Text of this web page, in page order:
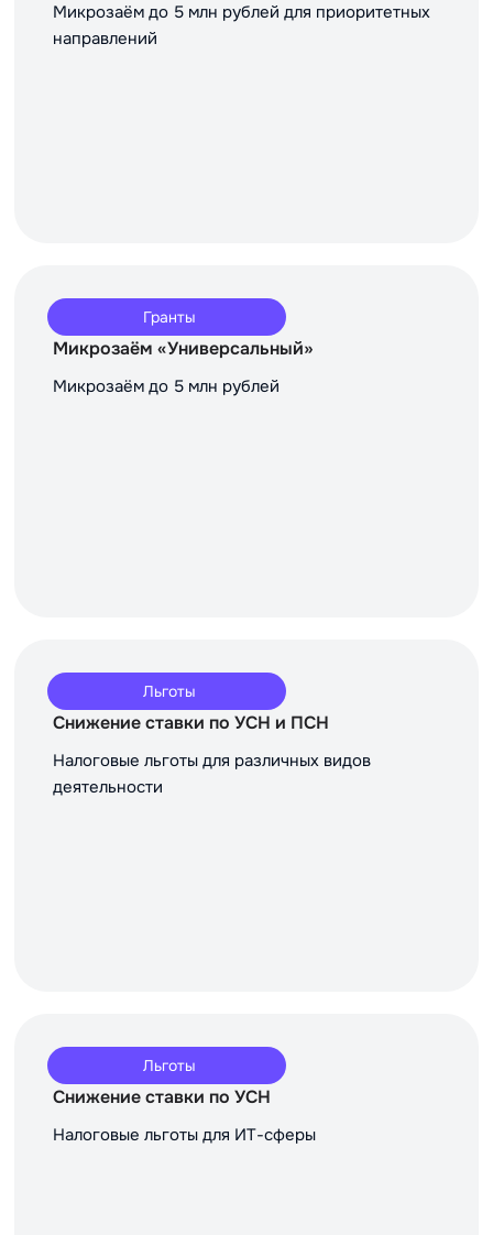
Микрозаём до 5 млн рублей для приоритетных
направлений
Гранты
Микрозаём «Универсальный»
Микрозаём до 5 млн рублей
Льготы
Снижение ставки по УСН и ПСН
Налоговые льготы для различных видов
деятельности
Льготы
Снижение ставки по УСН
Налоговые льготы для ИТ-сферы